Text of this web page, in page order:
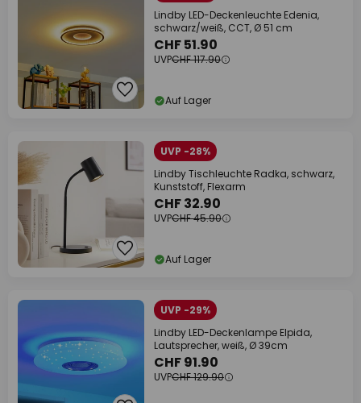
Lindby LED-Deckenleuchte Edenia,
schwarz/weiß, CCT, Ø 51 cm
CHF 51.90
UVPCHF 117.90
Auf Lager
UVP -28%
Lindby Tischleuchte Radka, schwarz,
Kunststoff, Flexarm
CHF 32.90
UVPCHF 45.90
Auf Lager
UVP -29%
Lindby LED-Deckenlampe Elpida,
Lautsprecher, weiß, Ø 39cm
CHF 91.90
UVPCHF 129.90